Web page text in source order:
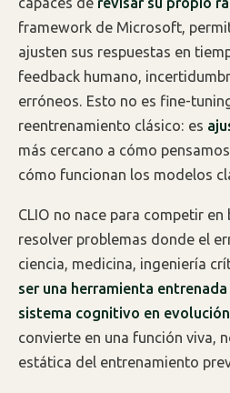
framework de Microsoft,
ajusten sus respuestas en
feedback humano,
erróneos. Esto no es fine-
reentrenamiento clásico: es
más cercano a cómo
cómo funcionan los modelos
CLIO no nace para competir
resolver problemas donde el
ciencia, medicina, ingeniería
ser una herramienta
sistema cognitivo en evolución
convierte en una función viva,
estática del entrenamiento